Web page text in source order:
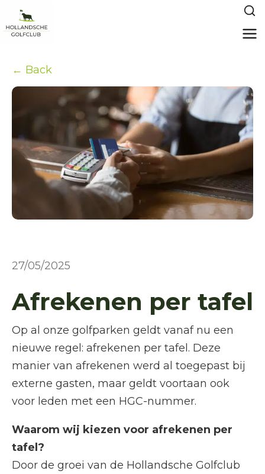
← Back
27/05/2025
Afrekenen per tafel
Op al onze golfparken geldt vanaf nu een
nieuwe regel: afrekenen per tafel. Deze
manier van afrekenen werd al toegepast bij
externe gasten, maar geldt voortaan ook
voor leden met een HGC-nummer.
Waarom wij kiezen voor afrekenen per
tafel?
Door de groei van de Hollandsche Golfclub